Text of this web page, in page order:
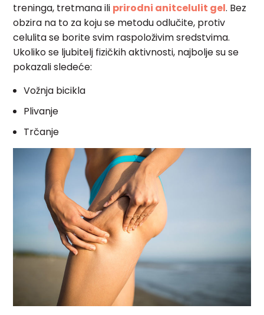
treninga, tretmana ili prirodni anitcelulit gel. Bez
obzira na to za koju se metodu odlučite, protiv
celulita se borite svim raspoloživimsredstvima.
Ukoliko se ljubitelj fizičkih aktivnosti, najbolje su se
pokazali sledeće:
Vožnja bicikla
Plivanje
Trčanje